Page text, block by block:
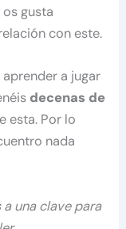
gusta
con este.
a jugar
decenas de
esta. Por lo
nada
una clave para